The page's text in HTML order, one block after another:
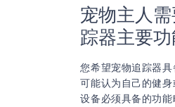
宠物主人需
踪器主要功
您希望宠物追踪器具
可能认为自己的健
设备必须具备的功能